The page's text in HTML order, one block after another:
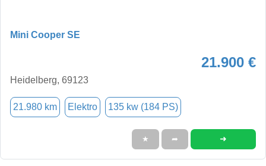
Mini Cooper SE
21.900 €
Heidelberg, 69123
21.980 km Elektro 135 kw (184 PS)
★ ➦ ➜